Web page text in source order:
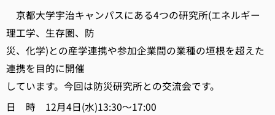
京都大学宇治キャンパスにある4つの研究所(エネルギー
理工学、生存圏、防
災、化学)との産学連携や参加企業間の業種の垣根を超えた
連携を目的に開催
しています。今回は防災研究所との交流会です。
日 時 12月4日(水)13:30～17:00